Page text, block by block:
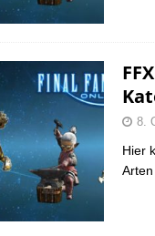
8.
Hier